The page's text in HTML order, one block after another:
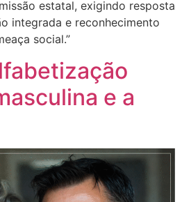
estatal, exigindo resposta
integrada e reconhecimento
social.”
e a